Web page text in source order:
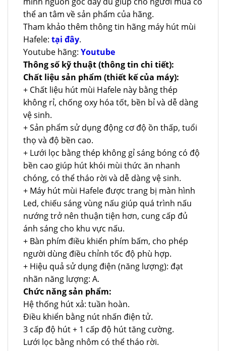
thể an tâm về sản phẩm của hãng.
Tham khảo thêm thông tin hãng máy hút mùi
Hafele: tại đây.
Youtube hãng: Youtube
Thông số kỹ thuật (thông tin chi tiết):
Chất liệu sản phẩm (thiết kế của máy):
+ Chất liệu hút mùi Hafele này bằng thép
không rỉ, chống oxy hóa tốt, bền bỉ và dễ dàng
vệ sinh.
+ Sản phẩm sử dụng động cơ độ ồn thấp, tuổi
thọ và độ bền cao.
+ Lưới lọc bằng thép không gỉ sáng bóng có độ
bền cao giúp hút khói mùi thức ăn nhanh
chóng, có thể tháo rời và dễ dàng vệ sinh.
+ Máy hút mùi Hafele được trang bị màn hình
Led, chiếu sáng vùng nấu giúp quá trình nấu
nướng trở nên thuận tiện hơn, cung cấp đủ
ánh sáng cho khu vực nấu.
+ Bàn phím điều khiển phím bấm, cho phép
người dùng điều chỉnh tốc độ phù hợp.
+ Hiệu quả sử dụng điện (năng lượng): đạt
nhãn năng lượng: A.
Chức năng sản phẩm:
Hệ thống hút xả: tuần hoàn.
Điều khiển bằng nút nhấn điện tử.
3 cấp độ hút + 1 cấp độ hút tăng cường.
Lưới lọc bằng nhôm có thể tháo rời.